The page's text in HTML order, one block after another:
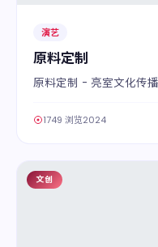
演艺
原料定制
原料定制 - 亮室文化传播
1749 浏览2024
文创